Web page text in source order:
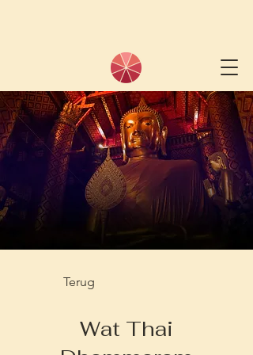
Terug
Wat Thai